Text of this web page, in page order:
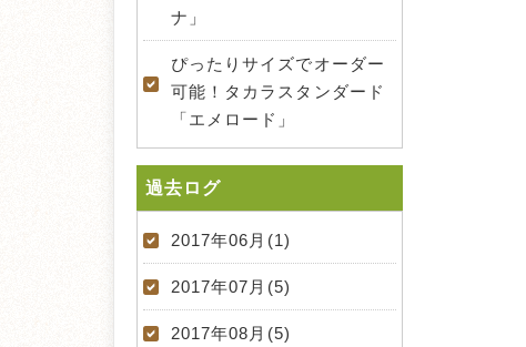
ナ」
ぴったりサイズでオーダー
可能！タカラスタンダード
「エメロード」
過去ログ
2017年06月(1)
2017年07月(5)
2017年08月(5)